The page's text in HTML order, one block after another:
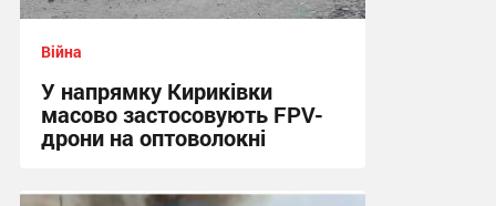
Війна
У напрямку Кириківки
масово застосовують FPV-
дрони на оптоволокні